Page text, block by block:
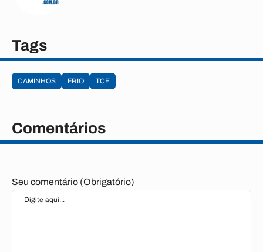
Tags
CAMINHOS FRIO TCE
Comentários
Seu comentário (Obrigatório)